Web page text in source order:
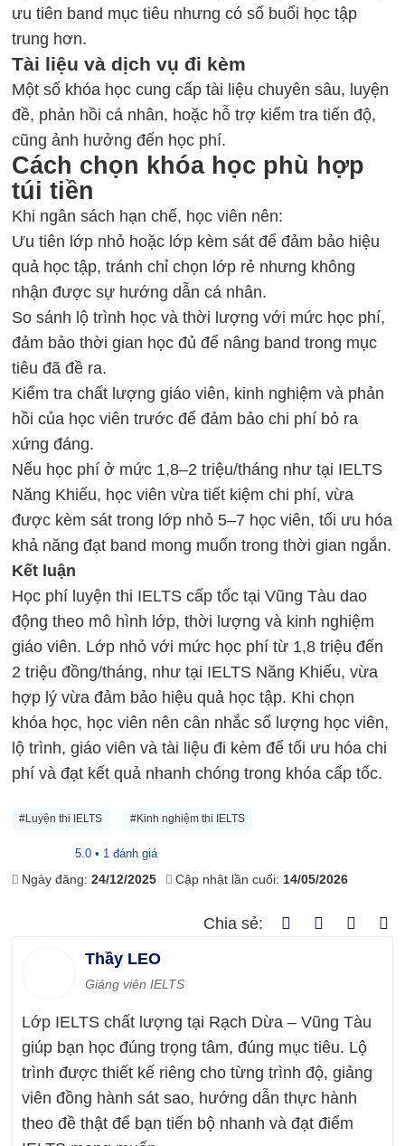
ưu tiên band mục tiêu nhưng có số buổi học tập
trung hơn.
Tài liệu và dịch vụ đi kèm
Một số khóa học cung cấp tài liệu chuyên sâu, luyện
đề, phản hồi cá nhân, hoặc hỗ trợ kiểm tra tiến độ,
cũng ảnh hưởng đến học phí.
Cách chọn khóa học phù hợp
túi tiền
Khi ngân sách hạn chế, học viên nên:
Ưu tiên lớp nhỏ hoặc lớp kèm sát để đảm bảo hiệu
quả học tập, tránh chỉ chọn lớp rẻ nhưng không
nhận được sự hướng dẫn cá nhân.
So sánh lộ trình học và thời lượng với mức học phí,
đảm bảo thời gian học đủ để nâng band trong mục
tiêu đã đề ra.
Kiểm tra chất lượng giáo viên, kinh nghiệm và phản
hồi của học viên trước để đảm bảo chi phí bỏ ra
xứng đáng.
Nếu học phí ở mức 1,8–2 triệu/tháng như tại IELTS
Năng Khiếu, học viên vừa tiết kiệm chi phí, vừa
được kèm sát trong lớp nhỏ 5–7 học viên, tối ưu hóa
khả năng đạt band mong muốn trong thời gian ngắn.
Kết luận
Học phí luyện thi IELTS cấp tốc tại Vũng Tàu dao
động theo mô hình lớp, thời lượng và kinh nghiệm
giáo viên. Lớp nhỏ với mức học phí từ 1,8 triệu đến
2 triệu đồng/tháng, như tại IELTS Năng Khiếu, vừa
hợp lý vừa đảm bảo hiệu quả học tập. Khi chọn
khóa học, học viên nên cân nhắc số lượng học viên,
lộ trình, giáo viên và tài liệu đi kèm để tối ưu hóa chi
phí và đạt kết quả nhanh chóng trong khóa cấp tốc.
#Luyện thi IELTS #Kinh nghiệm thi IELTS
5.0 • 1 đánh giá
Ngày đăng:24/12/2025 Cập nhật lần cuối: 14/05/2026
Chia sẻ:
Thầy LEO
Giảng viên IELTS
Lớp IELTS chất lượng tại Rạch Dừa – Vũng Tàu
giúp bạn học đúng trọng tâm, đúng mục tiêu. Lộ
trình được thiết kế riêng cho từng trình độ, giảng
viên đồng hành sát sao, hướng dẫn thực hành
theo đề thật để bạn tiến bộ nhanh và đạt điểm